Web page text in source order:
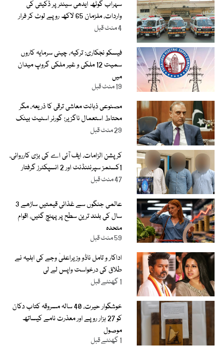
سہراب گوٹھ ایدھی سینٹر پر ڈکیتی کی
واردات، ملزمان 65 لاکھ روپے لوٹ کر فرار
4 منٹ قبل
فیسکو نجکاری: ترکیہ، چینی سرمایہ کاروں
سمیت 12 ملکی و غیر ملکی گروپ میدان
میں
19 منٹ قبل
مصنوعی ذہانت معاشی ترقی کا ذریعہ، مگر
محتاط استعمال ناگزیر: گورنر اسٹیٹ بینک
29 منٹ قبل
کرپشن الزامات، ایف آئی اے کی بڑی کارروائی،
1کسٹمز سپرنٹنڈنٹ اور 2 انسپکٹرز گرفتار
47 منٹ قبل
عالمی جنگوں سے غذائی قیمتیں ساڑھے 3
سال کی بلند ترین سطح پر پہنچ گئیں، اقوام
متحدہ
59 منٹ قبل
اداکار و تامل ناڈو وزیراعلیٰ وجے کی اہلیہ نے
طلاق کی درخواست واپس لے لی
1 گھنٹے قبل
خوشگوار حیرت، 40 سالہ مسروقہ کتاب دکان
کو 27 ہزار روپے اور معذرت نامے کیساتھ
موصول
1 گھنٹے قبل